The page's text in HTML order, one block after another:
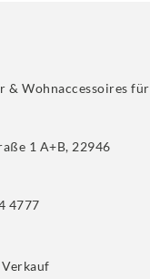
& Wohnaccessoires für
1 A+B, 22946
4777